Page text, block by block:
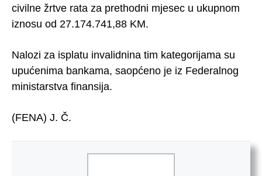
civilne žrtve rata za prethodni mjesec u ukupnom
iznosu od 27.174.741,88 KM.
Nalozi za isplatu invalidnina tim kategorijama su
upućenima bankama, saopćeno je iz Federalnog
ministarstva finansija.
(FENA) J. Č.